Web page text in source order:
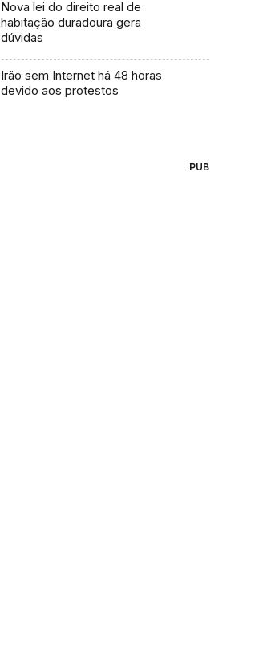
Nova lei do direito real de
habitação duradoura gera
dúvidas
Irão sem Internet há 48 horas
devido aos protestos
PUB